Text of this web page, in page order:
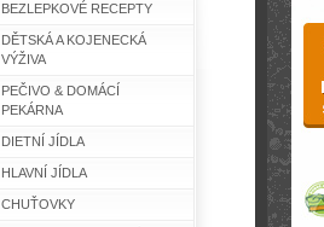
BEZLEPKOVÉ RECEPTY
DĚTSKÁ A KOJENECKÁ
VÝŽIVA
PEČIVO & DOMÁCÍ
PEKÁRNA
DIETNÍ JÍDLA
HLAVNÍ JÍDLA
CHUŤOVKY